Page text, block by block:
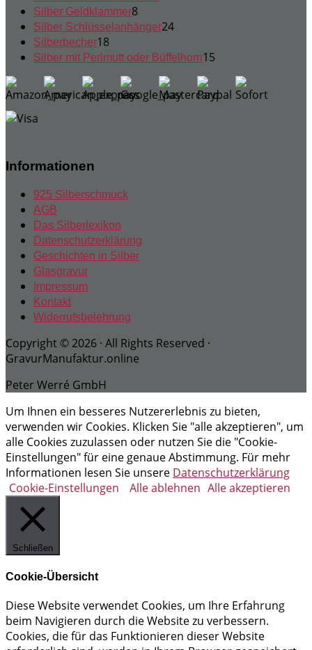
Silber Geldklammer88
Produkte
Silber Schlüsselanhänger2424
Silberbecher1818
Produkte
Silber mit Perlmutt oder Büffelhorn15
Informationen
925 Silberschmuck
AGB
Das Silberlexikon
Datenschutzerklärung
Geschichten in Silber
Glasgravur
Impressum
Kontakt
Widerrufsbelehrung
Copyright © 2026 · All Rights Reserved ·
GravurManufaktur.online
Peter Werré GmbH
Um Ihnen ein besseres Nutzererlebnis zu bieten,
verwenden wir Cookies. Klicken Sie "alle akzeptieren", um
alle Cookies zuzulassen oder nutzen Sie die "Cookie-
Einstellungen" für eine genaue Abstimmung. Für mehr
Informationen lesen Sie unsere Datenschutzerklärung
Cookie-Einstellungen
Alle ablehnen Alle akzeptieren
Schließen
Cookie-Übersicht
Diese Website verwendet Cookies, um Ihre Erfahrung
beim Navigieren durch die Website zu verbessern.
Cookies, die für das Funktionieren dieser Website